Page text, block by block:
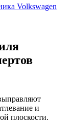
и
плоскости.